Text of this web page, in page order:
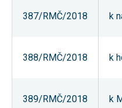
387/RMČ/2018 k
388/RMČ/2018 k
389/RMČ/2018 k